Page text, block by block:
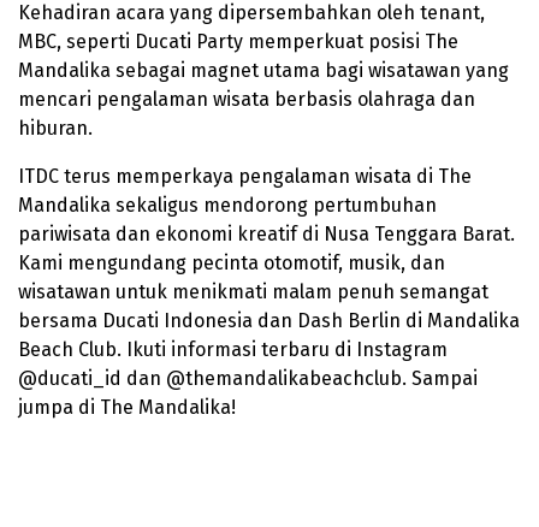
Kehadiran acara yang dipersembahkan oleh tenant,
MBC, seperti Ducati Party memperkuat posisi The
Mandalika sebagai magnet utama bagi wisatawan yang
mencari pengalaman wisata berbasis olahraga dan
hiburan.
ITDC terus memperkaya pengalaman wisata di The
Mandalika sekaligus mendorong pertumbuhan
pariwisata dan ekonomi kreatif di Nusa Tenggara Barat.
Kami mengundang pecinta otomotif, musik, dan
wisatawan untuk menikmati malam penuh semangat
bersama Ducati Indonesia dan Dash Berlin di Mandalika
Beach Club. Ikuti informasi terbaru di Instagram
@ducati_id dan @themandalikabeachclub. Sampai
jumpa di The Mandalika!